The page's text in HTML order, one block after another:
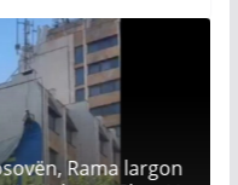
Rama largon